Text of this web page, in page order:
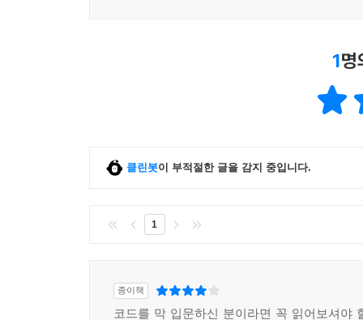
A.1 코드에는 동적인 리딩 방법과 정적인 리딩 방
A.5 단계 3: 동적인 방법으로 코드 읽기
APPENDIX B 참고문헌 해설_
찾아보기
1명
클린봇이 부적절한 글을 감지 중입니다.
1
종이책
코드를 막 입문하신 분이라면 꼭 읽어보셔야